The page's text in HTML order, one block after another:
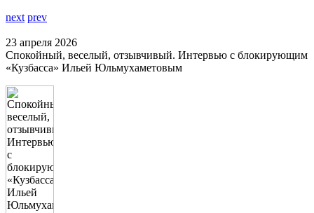
next prev
23 апреля 2026
Спокойный, веселый, отзывчивый. Интервью с блокирующим
«Кузбасса» Ильей Юльмухаметовым